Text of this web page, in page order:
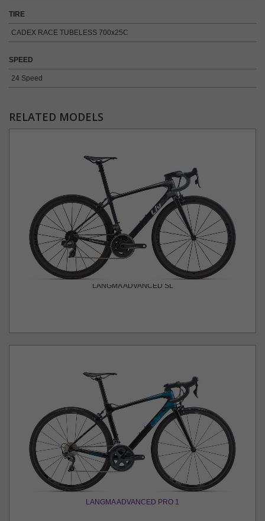
TIRE
CADEX RACE TUBELESS 700x25C
SPEED
24 Speed
RELATED MODELS
LANGMA ADVANCED SL
LANGMA ADVANCED PRO 1